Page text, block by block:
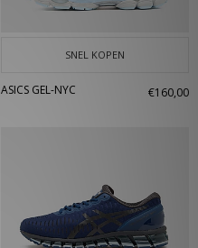
SNEL KOPEN
ASICS GEL-NYC €160,00